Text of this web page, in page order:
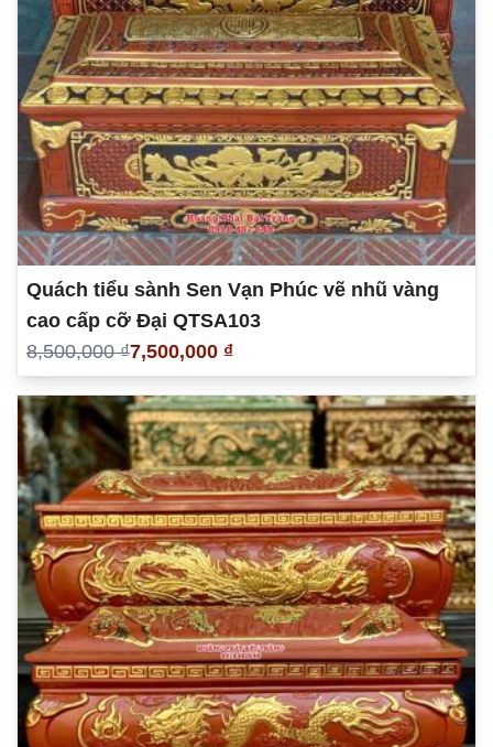
Quách tiểu sành Sen Vạn Phúc vẽ nhũ vàng
cao cấp cỡ Đại QTSA103
8,500,000 ₫7,500,000 ₫